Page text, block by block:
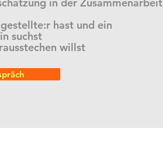
hast und ein
suchst
willst